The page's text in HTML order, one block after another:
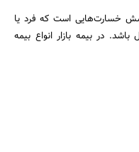
خسارت‌هایی است که فرد یا
در بیمه بازار انواع بیمه